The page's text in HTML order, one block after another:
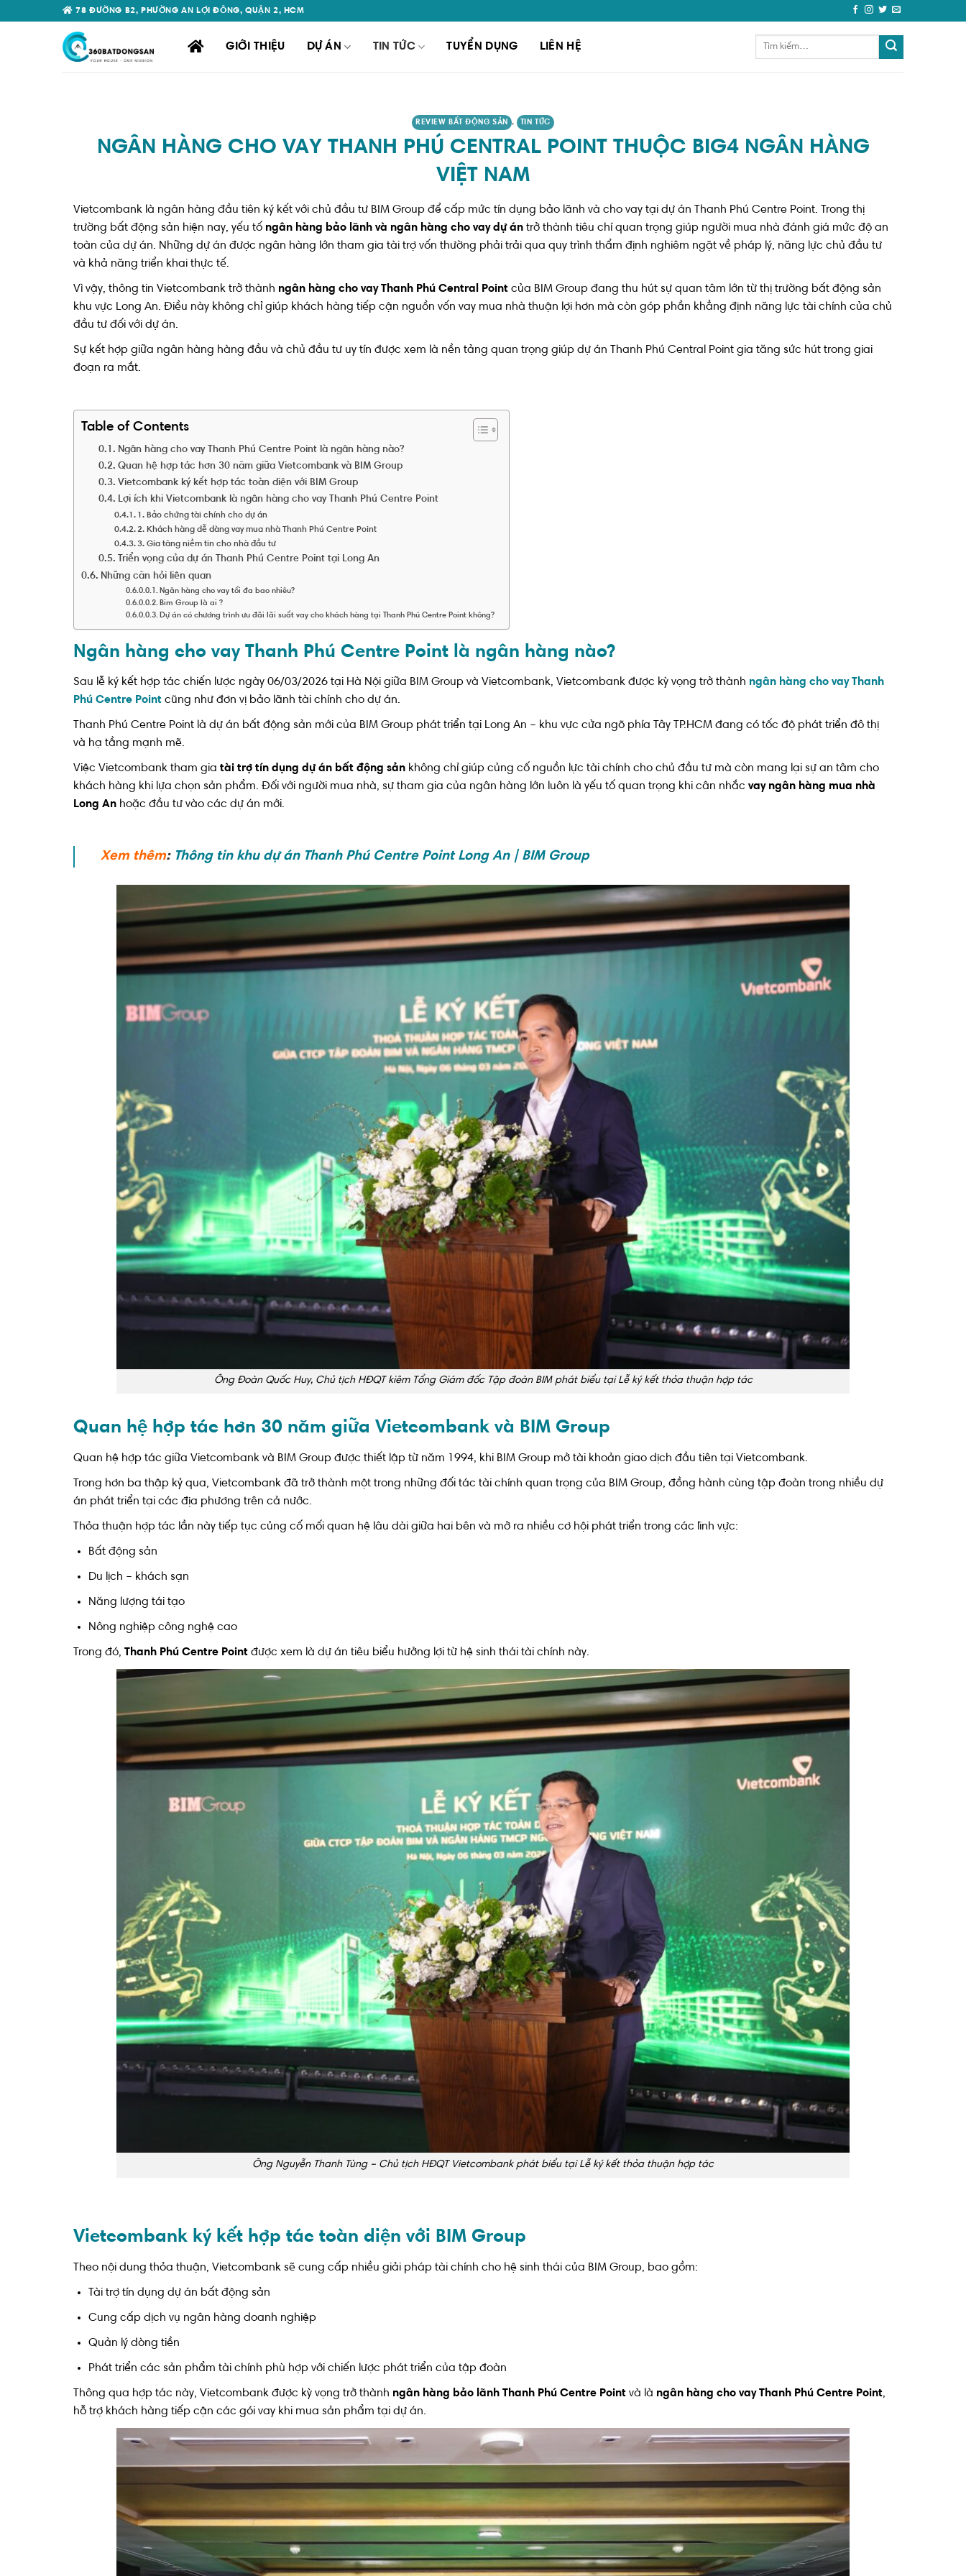
78 ĐƯỜNG B2, PHƯỜNG AN LỢI ĐÔNG, QUẬN 2, HCM
GIỚI THIỆU DỰ ÁN TIN TỨC TUYỂN DỤNG LIÊN HỆ
REVIEW BẤT ĐỘNG SẢN , TIN TỨC
NGÂN HÀNG CHO VAY THANH PHÚ CENTRAL POINT THUỘC BIG4 NGÂN HÀNG
VIỆT NAM
Vietcombank là ngân hàng đầu tiên ký kết với chủ đầu tư BIM Group để cấp mức tín dụng bảo lãnh và cho vay tại dự án Thanh Phú Centre Point. Trong thị
trường bất động sản hiện nay, yếu tố ngân hàng bảo lãnh và ngân hàng cho vay dự án trở thành tiêu chí quan trọng giúp người mua nhà đánh giá mức độ an
toàn của dự án. Những dự án được ngân hàng lớn tham gia tài trợ vốn thường phải trải qua quy trình thẩm định nghiêm ngặt về pháp lý, năng lực chủ đầu tư
và khả năng triển khai thực tế.
Vì vậy, thông tin Vietcombank trở thành ngân hàng cho vay Thanh Phú Central Point của BIM Group đang thu hút sự quan tâm lớn từ thị trường bất động sản
khu vực Long An. Điều này không chỉ giúp khách hàng tiếp cận nguồn vốn vay mua nhà thuận lợi hơn mà còn góp phần khẳng định năng lực tài chính của chủ
đầu tư đối với dự án.
Sự kết hợp giữa ngân hàng hàng đầu và chủ đầu tư uy tín được xem là nền tảng quan trọng giúp dự án Thanh Phú Central Point gia tăng sức hút trong giai
đoạn ra mắt.
Table of Contents
Ngân hàng cho vay Thanh Phú Centre Point là ngân hàng nào?
Quan hệ hợp tác hơn 30 năm giữa Vietcombank và BIM Group
Vietcombank ký kết hợp tác toàn diện với BIM Group
Lợi ích khi Vietcombank là ngân hàng cho vay Thanh Phú Centre Point
1. Bảo chứng tài chính cho dự án
2. Khách hàng dễ dàng vay mua nhà Thanh Phú Centre Point
3. Gia tăng niềm tin cho nhà đầu tư
Triển vọng của dự án Thanh Phú Centre Point tại Long An
Những căn hỏi liên quan
Ngân hàng cho vay tối đa bao nhiêu?
Bim Group là ai ?
Dự án có chương trình ưu đãi lãi suất vay cho khách hàng tại Thanh Phú Centre Point không?
Ngân hàng cho vay Thanh Phú Centre Point là ngân hàng nào?
Sau lễ ký kết hợp tác chiến lược ngày 06/03/2026 tại Hà Nội giữa BIM Group và Vietcombank, Vietcombank được kỳ vọng trở thành ngân hàng cho vay Thanh
Phú Centre Point cũng như đơn vị bảo lãnh tài chính cho dự án.
Thanh Phú Centre Point là dự án bất động sản mới của BIM Group phát triển tại Long An – khu vực cửa ngõ phía Tây TP.HCM đang có tốc độ phát triển đô thị
và hạ tầng mạnh mẽ.
Việc Vietcombank tham gia tài trợ tín dụng dự án bất động sản không chỉ giúp củng cố nguồn lực tài chính cho chủ đầu tư mà còn mang lại sự an tâm cho
khách hàng khi lựa chọn sản phẩm. Đối với người mua nhà, sự tham gia của ngân hàng lớn luôn là yếu tố quan trọng khi cân nhắc vay ngân hàng mua nhà
Long An hoặc đầu tư vào các dự án mới.
Xem thêm: Thông tin khu dự án Thanh Phú Centre Point Long An | BIM Group
Ông Đoàn Quốc Huy, Chủ tịch HĐQT kiêm Tổng Giám đốc Tập đoàn BIM phát biểu tại Lễ ký kết thỏa thuận hợp tác
Quan hệ hợp tác hơn 30 năm giữa Vietcombank và BIM Group
Quan hệ hợp tác giữa Vietcombank và BIM Group được thiết lập từ năm 1994, khi BIM Group mở tài khoản giao dịch đầu tiên tại Vietcombank.
Trong hơn ba thập kỷ qua, Vietcombank đã trở thành một trong những đối tác tài chính quan trọng của BIM Group, đồng hành cùng tập đoàn trong nhiều dự
án phát triển tại các địa phương trên cả nước.
Thỏa thuận hợp tác lần này tiếp tục củng cố mối quan hệ lâu dài giữa hai bên và mở ra nhiều cơ hội phát triển trong các lĩnh vực:
Bất động sản
Du lịch – khách sạn
Năng lượng tái tạo
Nông nghiệp công nghệ cao
Trong đó, Thanh Phú Centre Point được xem là dự án tiêu biểu hưởng lợi từ hệ sinh thái tài chính này.
Ông Nguyễn Thanh Tùng – Chủ tịch HĐQT Vietcombank phát biểu tại Lễ ký kết thỏa thuận hợp tác
Vietcombank ký kết hợp tác toàn diện với BIM Group
Theo nội dung thỏa thuận, Vietcombank sẽ cung cấp nhiều giải pháp tài chính cho hệ sinh thái của BIM Group, bao gồm:
Tài trợ tín dụng dự án bất động sản
Cung cấp dịch vụ ngân hàng doanh nghiệp
Quản lý dòng tiền
Phát triển các sản phẩm tài chính phù hợp với chiến lược phát triển của tập đoàn
Thông qua hợp tác này, Vietcombank được kỳ vọng trở thành ngân hàng bảo lãnh Thanh Phú Centre Point và là ngân hàng cho vay Thanh Phú Centre Point,
hỗ trợ khách hàng tiếp cận các gói vay khi mua sản phẩm tại dự án.